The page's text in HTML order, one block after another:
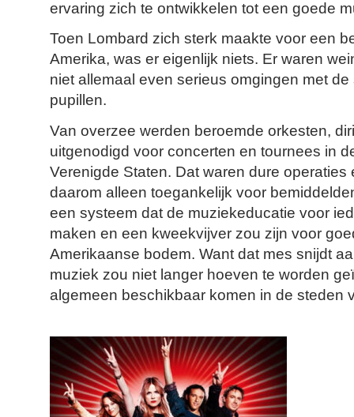
ervaring zich te ontwikkelen tot een goede
Toen Lombard zich sterk maakte voor een
Amerika, was er eigenlijk niets. Er waren
niet allemaal even serieus omgingen met
pupillen.
Van overzee werden beroemde orkesten,
uitgenodigd voor concerten en tournees in
Verenigde Staten. Dat waren dure
daarom alleen toegankelijk voor
een systeem dat de muziekeducatie voor
maken en een kweekvijver zou zijn voor
Amerikaanse bodem. Want dat mes snijdt
muziek zou niet langer hoeven te worden
algemeen beschikbaar komen in de steden